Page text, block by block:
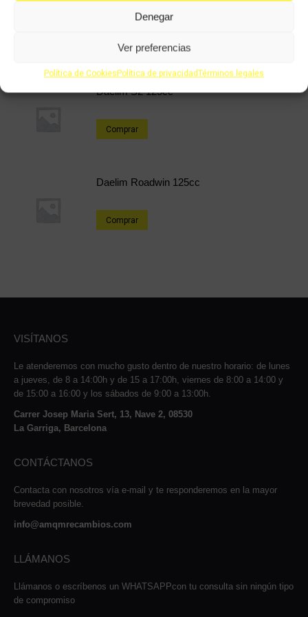
Denegar
Ver preferencias
Política de CookiesPolítica de privacidadTérminos legales
Daelim S2 125cc
Comprar
Daelim Roadwin 125cc
Comprar
VISÍTANOS
Le atenderemos con mucho gusto dentro de nuestro horario: de lunes
a jueves, de 8 a 14:00h y de 15 a 17:00h, viernes de 8:00 a 14:00 y
de 15:00 a 16:00 y los sábados de 9:00 a 13:00h.
Carrer Josep Maria Sert, 13, Nave 2, 08530
La Garriga, Barcelona
CONTÁCTANOS
Contacta con nosotros vía e-mail y te responderemos en la mayor
brevedad posible.
info@amqmrecambios.com
LLÁMANOS
Llámanos o escríbenos un WHATSAPPcon tu consulta sin ningún tipo
de compromiso